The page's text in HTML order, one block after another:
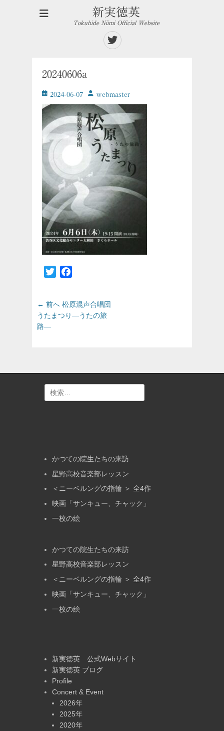
新実徳英
Tokuhide Niimi Official Website
Twitter
20240606a
投
稿
日
2024-06-07
投
稿
者
ｗebmaster
Twitter
投
稿
ナ
ン
← 前へ 前
の
松原混声合唱団
うたまつり―うたの旅
路―
索:
かつての院生たちの来訪
星野高校音楽部レッスン
＜ニーベルングの指輪 ＞ 全4作
映画「サンキュー、チャック」
一枚の絵
かつての院生たちの来訪
星野高校音楽部レッスン
＜ニーベルングの指輪 ＞ 全4作
映画「サンキュー、チャック」
一枚の絵
新実徳英 公式Webサイト
新実徳英 ブログ
Profile
Concert & Event
2026年
2025年
2020年